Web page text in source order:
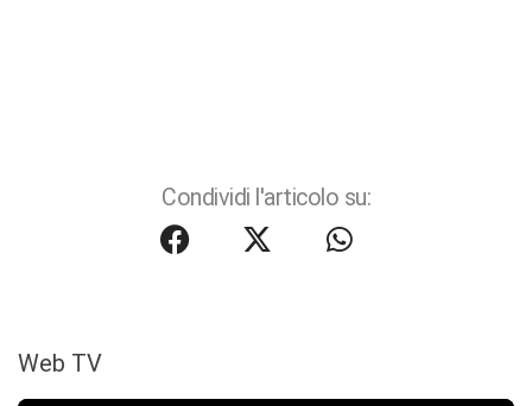
Condividi l'articolo su:
Web TV